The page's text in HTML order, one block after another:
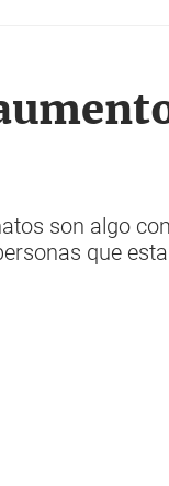
son algo
que